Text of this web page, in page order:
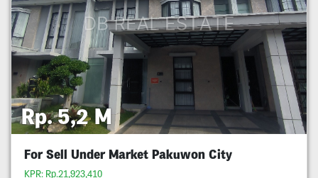
Rp. 5,2 M
For Sell Under Market Pakuwon City
KPR: Rp.21,923,410